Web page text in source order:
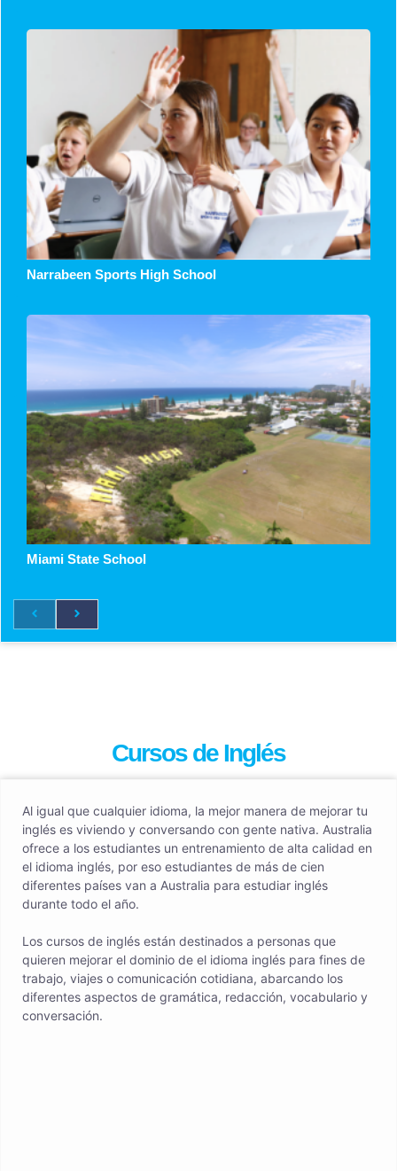
Narrabeen Sports High School
Miami State School
Cursos de Inglés
Al igual que cualquier idioma, la mejor manera de mejorar tu
inglés es viviendo y conversando con gente nativa. Australia
ofrece a los estudiantes un entrenamiento de alta calidad en
el idioma inglés, por eso estudiantes de más de cien
diferentes países van a Australia para estudiar inglés
durante todo el año.
Los cursos de inglés están destinados a personas que
quieren mejorar el dominio de el idioma inglés para fines de
trabajo, viajes o comunicación cotidiana, abarcando los
diferentes aspectos de gramática, redacción, vocabulario y
conversación.